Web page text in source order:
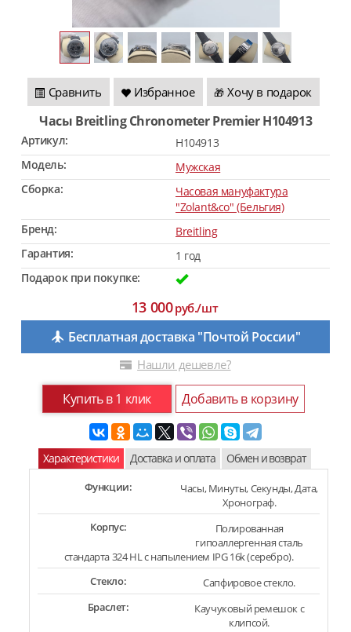
Сравнить Избранное 🎁 Хочу в подарок
Часы Breitling Chronometer Premier H104913
Артикул:
H104913
Модель:
Мужская
Сборка:
Часовая мануфактура
"Zolant&co" (Бельгия)
Бренд:
Breitling
Гарантия:
1 год
Подарок при покупке:
13 000руб./шт
Бесплатная доставка "Почтой России"
Нашли дешевле?
Купить в 1 клик Добавить в корзину
Характеристики Доставка и оплата Обмен и возврат
Функции:
Часы, Минуты, Секунды, Дата,
Хронограф.
Корпус:
Полированная
гипоаллергенная сталь
стандарта 324 HL с напылением IPG 16k (серебро).
Стекло:
Сапфировое стекло.
Браслет:
Каучуковый ремешок с
клипсой.